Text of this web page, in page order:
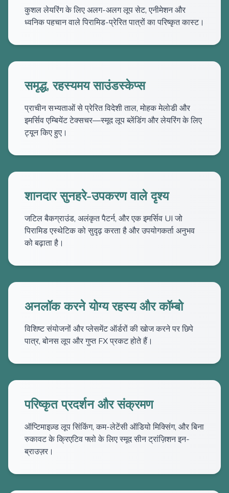
कुशल लेयरिंग के लिए अलग-अलग लूप सेट, एनीमेशन और
ध्वनिक पहचान वाले पिरामिड-प्रेरित पात्रों का परिष्कृत कास्ट।
समृद्ध, रहस्यमय साउंडस्केप्स
प्राचीन सभ्यताओं से प्रेरित विदेशी ताल, मोहक मेलोडी और
इमर्सिव एम्बियेंट टेक्सचर—स्मूद लूप ब्लेंडिंग और लेयरिंग के लिए
ट्यून किए हुए।
शानदार सुनहरे-उपकरण वाले दृश्य
जटिल बैकग्राउंड, अलंकृत पैटर्न, और एक इमर्सिव UI जो
पिरामिड एस्थेटिक को सुदृढ़ करता है और उपयोगकर्ता अनुभव
को बढ़ाता है।
अनलॉक करने योग्य रहस्य और कॉम्बो
विशिष्ट संयोजनों और प्लेसमेंट ऑर्डरों की खोज करने पर छिपे
पात्र, बोनस लूप और गुप्त FX प्रकट होते हैं।
परिष्कृत प्रदर्शन और संक्रमण
ऑप्टिमाइज़्ड लूप सिंकिंग, कम-लेटेंसी ऑडियो मिक्सिंग, और बिना
रुकावट के क्रिएटिव फ्लो के लिए स्मूद सीन ट्रांज़िशन इन-
ब्राउज़र।